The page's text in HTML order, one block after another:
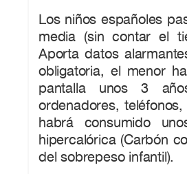
Los niños españoles
media (sin contar el
Aporta datos
obligatoria, el menor
pantalla unos 3
ordenadores,
habrá consumido
hipercalórica (Carbón
del sobrepeso infantil).